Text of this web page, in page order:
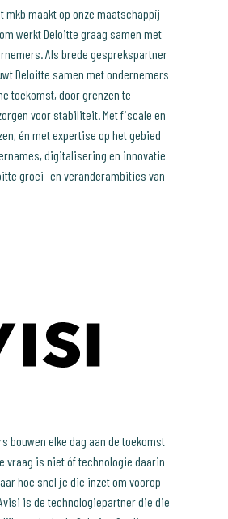
mkb maakt op onze maatschappij
werkt Deloitte graag samen met
Als brede gesprekspartner
Deloitte samen met ondernemers
toekomst, door grenzen te
voor stabiliteit. Met fiscale en
én met expertise op het gebied
digitalisering en innovatie
groei- en veranderambities van
bouwen elke dag aan de toekomst
vraag is niet óf technologie daarin
hoe snel je die inzet om voorop
is de technologiepartner die die